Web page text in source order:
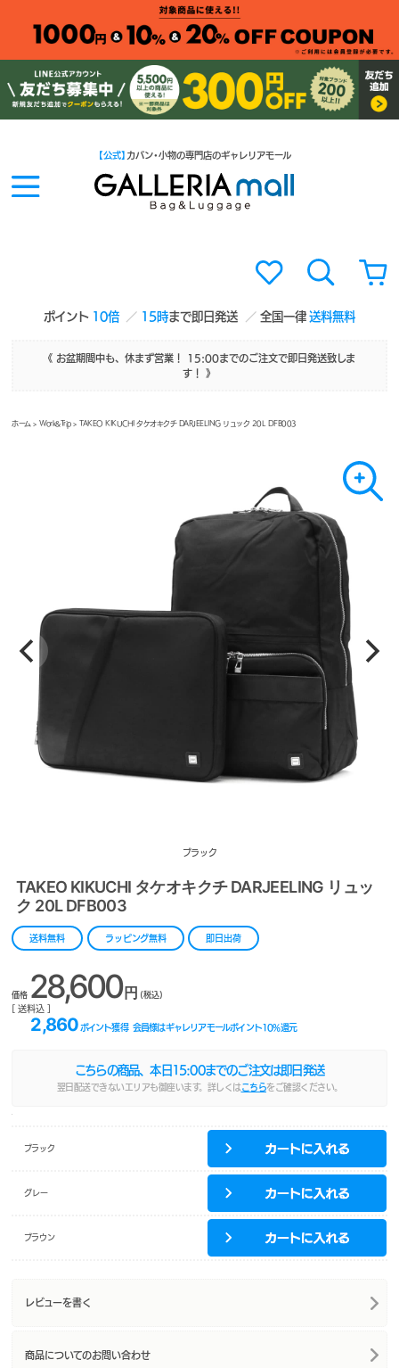
ポイント 10倍 15時まで即日発送 全国一律送料無料
【公式】 カバン・小物の専門店のギャレリアモール
《 お盆期間中も、休まず営業！ 15:00までのご注文で即日発送致しま
す！ 》
ホーム >Work&Trip> TAKEO KIKUCHI タケオキクチ DARJEELING リュック 20L DFB003
ブラック
TAKEO KIKUCHI タケオキクチ DARJEELING リュッ
ク 20L DFB003
送料無料 ラッピング無料 即日出荷
価格 28,600円 (税込)
[ 送料込 ]
2,860 ポイント獲得 会員様はギャレリアモールポイント10%還元
こちらの商品、本日 15:00までのご注文は即日発送
翌日配送できないエリアも御座います。詳しくは こちらをご確認ください。
ブラック
グレー
ブラウン
レビューを書く
商品についてのお問い合わせ